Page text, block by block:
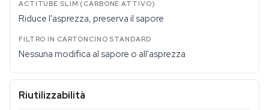
Riduce l'asprezza, preserva il sapore
Nessuna modifica al sapore o all'asprezza
Riutilizzabilità